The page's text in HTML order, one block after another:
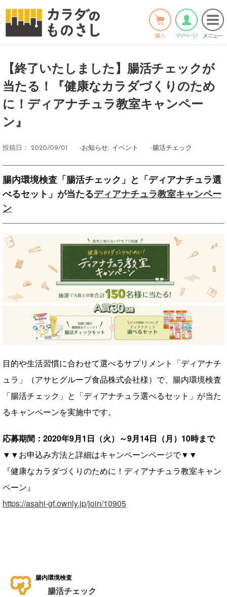
ホーム > お知らせ>
Twitter LINE
【終了いたしました】腸活チェックが
当たる！『健康なカラダづくりのため
に！ディアナチュラ教室キャンペー
ン』
投稿日： 2020/09/01 -お知らせ, イベント -腸活チェック
腸内環境検査「腸活チェック」と「ディアナチュラ選
べるセット」が当たるディアナチュラ教室キャンペー
ン
目的や生活習慣に合わせて選べるサプリメント「ディアナチ
ュラ」（アサヒグループ食品株式会社様）で、腸内環境検査
「腸活チェック」と「ディアナチュラ選べるセット」が当た
るキャンペーンを実施中です。
応募期間：2020年9月1日（火）～9月14日（月）10時まで
▼▼お申込み方法と詳細はキャンペーンページで▼▼
『健康なカラダづくりのために！ディアナチュラ教室キャン
ペーン』
https://asahi-gf.ownly.jp/join/10905
腸内環境検査
腸活チェック